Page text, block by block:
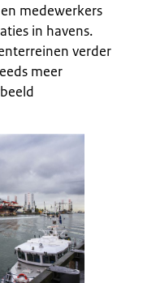
medewerkers
in havens.
verder
meer